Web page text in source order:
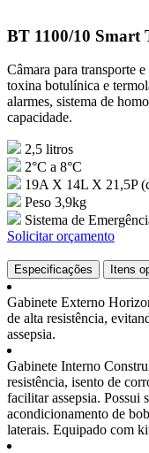
BT 1100/10 Smart
Câmara para transporte
toxina botulínica e
alarmes, sistema de
capacidade.
2,5 litros
2°C a 8°C
19A X 14L X 21,5P
Peso 3,9kg
Sistema de
Solicitar orçamento
Especificações Itens
Gabinete Externo
de alta resistência,
assepsia.
Gabinete Interno
resistência, isento de
facilitar assepsia. Possui
acondicionamento de
laterais. Equipado com